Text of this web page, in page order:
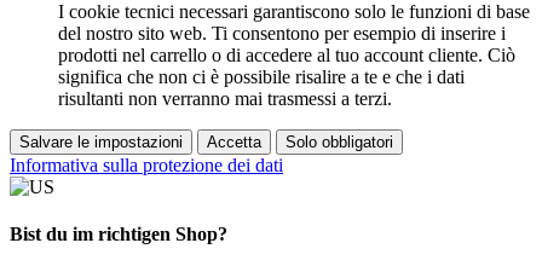
I cookie tecnici necessari garantiscono solo le funzioni di base
del nostro sito web. Ti consentono per esempio di inserire i
prodotti nel carrello o di accedere al tuo account cliente. Ciò
significa che non ci è possibile risalire a te e che i dati
risultanti non verranno mai trasmessi a terzi.
Salvare le impostazioni Accetta Solo obbligatori
Informativa sulla protezione dei dati
Bist du im richtigen Shop?